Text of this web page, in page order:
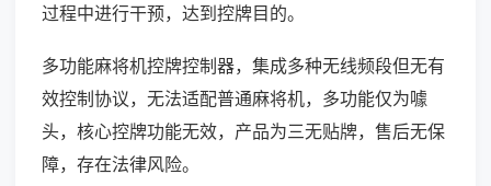
过程中进行干预，达到控牌目的。
多功能麻将机控牌控制器，集成多种无线频段但无有
效控制协议，无法适配普通麻将机，多功能仅为噱
头，核心控牌功能无效，产品为三无贴牌，售后无保
障，存在法律风险。